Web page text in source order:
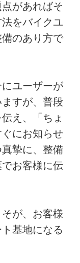
があればそ
をバイクユ
のあり方で
ユーザーが
すが、普段
え、「ちょ
にお知らせ
摯に、整備
お客様に伝
が、お客様
基地になる